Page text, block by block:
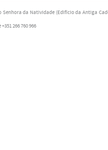
da Natividade (Edifício da Antiga
266 760 966